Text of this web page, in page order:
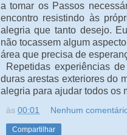
a tomar os Passos
encontro resistindo às
alegria que tanto desejo.
não tocassem algum
área que precisa de
Repetidas experiências
duras arestas exteriores do
alegria para ajudar todos os
às 00:01 Nenhum
Compartilhar